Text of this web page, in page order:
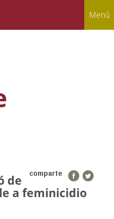
Menú
comparte
de
a feminicidio